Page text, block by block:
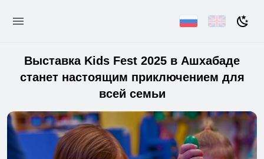
Выставка Kids Fest 2025 в Ашхабаде
станет настоящим приключением для
всей семьи